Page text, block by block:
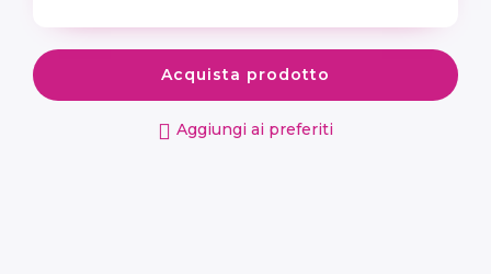
Acquista prodotto
Aggiungi ai preferiti